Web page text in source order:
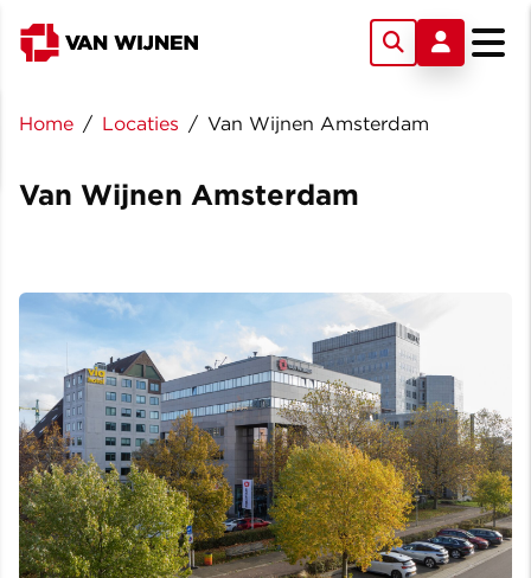
Home / Locaties / Van Wijnen Amsterdam
Van Wijnen Amsterdam